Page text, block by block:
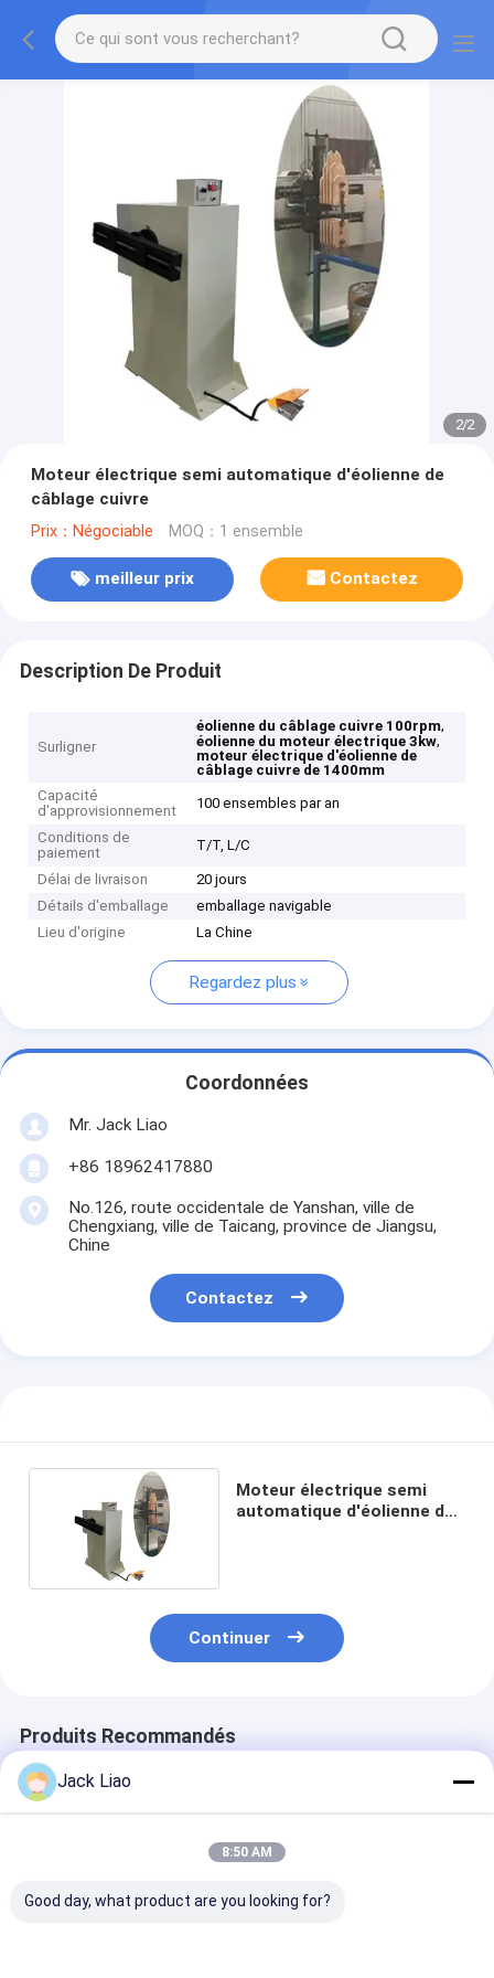
2/2
Moteur électrique semi automatique d'éolienne de
câblage cuivre
Prix：Négociable MOQ：1 ensemble
meilleur prix Contactez
Description De Produit
Surligner
éolienne du câblage cuivre 100rpm,
éolienne du moteur électrique 3kw,
moteur électrique d'éolienne de
câblage cuivre de 1400mm
Capacité
d'approvisionnement
100 ensembles par an
Conditions de
paiement
T/T, L/C
Délai de livraison
20 jours
Détails d'emballage
emballage navigable
Lieu d'origine
La Chine
Regardez plus
Coordonnées
Mr. Jack Liao
+86 18962417880
No.126, route occidentale de Yanshan, ville de
Chengxiang, ville de Taicang, province de Jiangsu,
Chine
Contactez
Moteur électrique semi
automatique d'éolienne de
Continuer
Produits Recommandés
Jack Liao
8:50 AM
Good day, what product are you looking for?